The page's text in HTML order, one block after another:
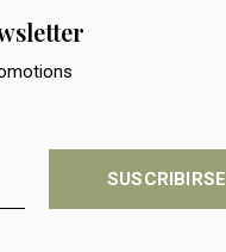
SUSCRIBIRSE